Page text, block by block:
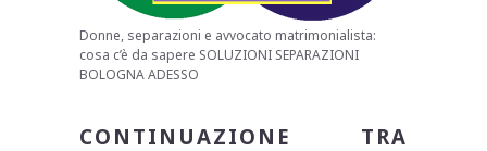
Donne, separazioni e avvocato matrimonialista:
cosa c’è da sapere SOLUZIONI SEPARAZIONI
BOLOGNA ADESSO
CONTINUAZIONE TRA